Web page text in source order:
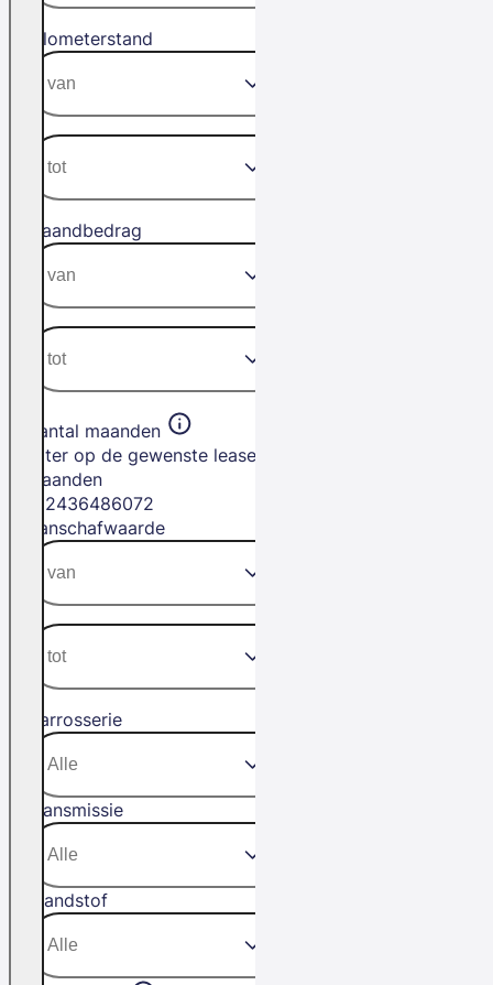
Kilometerstand
Maandbedrag
Aantal maanden
Filter op de gewenste leasetermijn in
maanden
2436486072
Aanschafwaarde
Carrosserie
Transmissie
Brandstof